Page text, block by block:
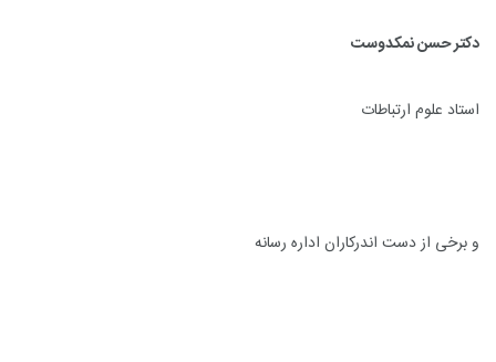
دکتر حسن نمکدوست
استاد علوم ارتباطات
و برخی از دست اندرکاران اداره رسانه